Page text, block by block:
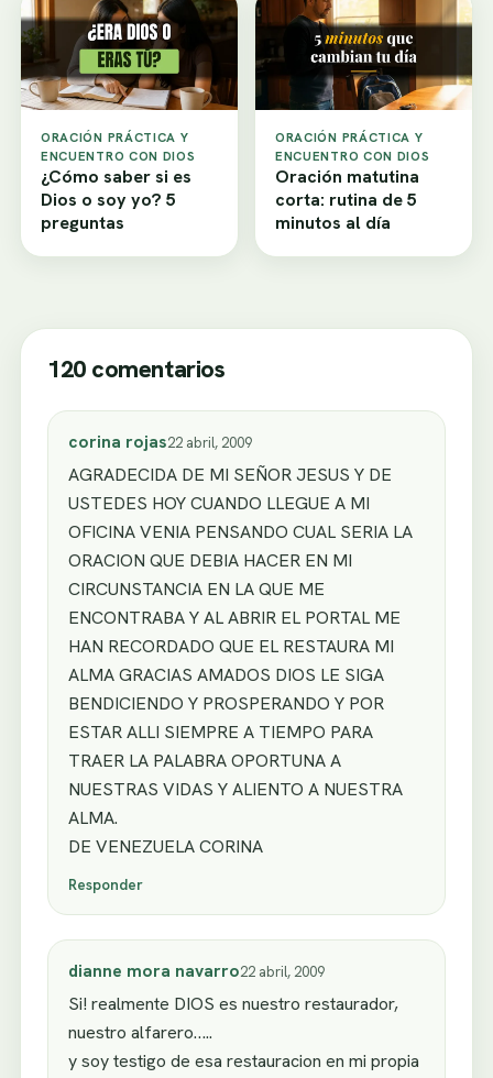
ORACIÓN PRÁCTICA Y
ENCUENTRO CON DIOS
¿Cómo saber si es
Dios o soy yo? 5
preguntas
ORACIÓN PRÁCTICA Y
ENCUENTRO CON DIOS
Oración matutina
corta: rutina de 5
minutos al día
120 comentarios
corina rojas22 abril, 2009
AGRADECIDA DE MI SEÑOR JESUS Y DE
USTEDES HOY CUANDO LLEGUE A MI
OFICINA VENIA PENSANDO CUAL SERIA LA
ORACION QUE DEBIA HACER EN MI
CIRCUNSTANCIA EN LA QUE ME
ENCONTRABA Y AL ABRIR EL PORTAL ME
HAN RECORDADO QUE EL RESTAURA MI
ALMA GRACIAS AMADOS DIOS LE SIGA
BENDICIENDO Y PROSPERANDO Y POR
ESTAR ALLI SIEMPRE A TIEMPO PARA
TRAER LA PALABRA OPORTUNA A
NUESTRAS VIDAS Y ALIENTO A NUESTRA
ALMA.
DE VENEZUELA CORINA
Responder
dianne mora navarro22 abril, 2009
Si! realmente DIOS es nuestro restaurador,
nuestro alfarero…..
y soy testigo de esa restauracion en mi propia